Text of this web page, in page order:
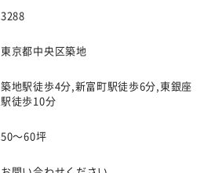
3288
東京都中央区築地
築地駅徒歩4分,新富町駅徒歩6分,東銀座
駅徒歩10分
50～60坪